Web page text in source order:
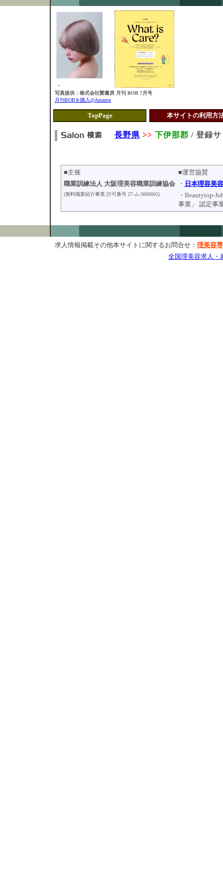
写真提供：株式会社髪書房 月刊 BOB 7月号
月刊BOBを購入@Amazon
TopPage 本サイトの利用
長野県 >> 下伊那郡 / 登録
■主催
職業訓練法人 大阪理美容職業訓練協会
(無料職業紹介事業 許可番号 27-ム-3000002)
■運営協賛
・ 日本理容美
・Beautytop-
事業」 認定事
求人情報掲載その他本サイトに関するお問合せ： 理美容
全国理美容求人・